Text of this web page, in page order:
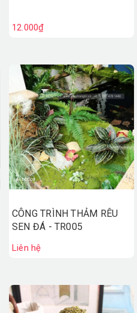
12.000₫
CÔNG TRÌNH THẢM RÊU
SEN ĐÁ - TR005
Liên hệ